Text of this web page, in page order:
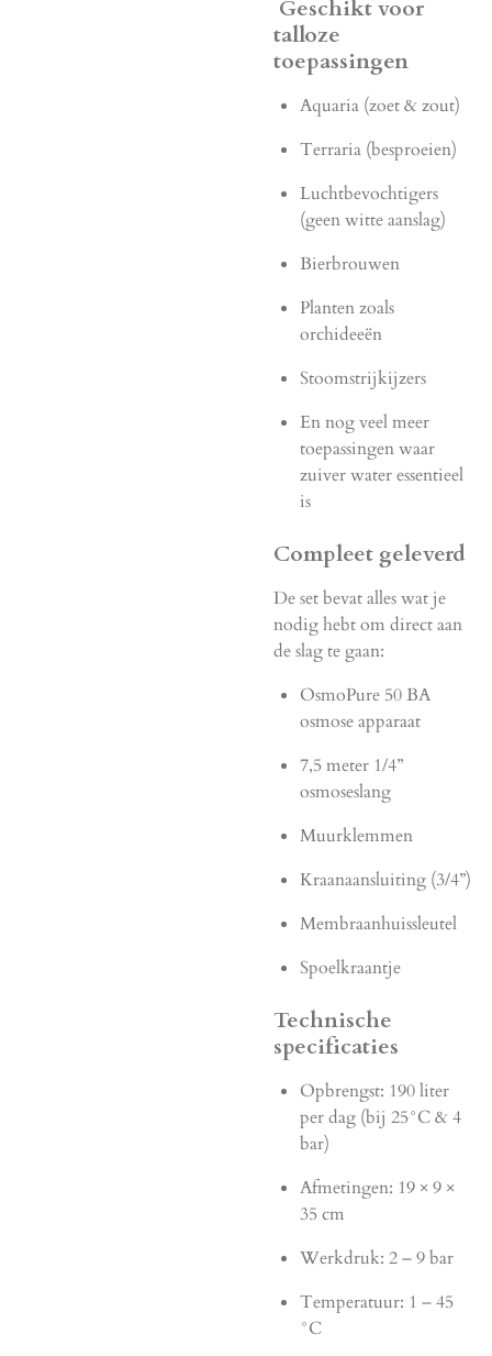
Geschikt voor
talloze
toepassingen
Aquaria (zoet & zout)
Terraria (besproeien)
Luchtbevochtigers
(geen witte aanslag)
Bierbrouwen
Planten zoals
orchideeën
Stoomstrijkijzers
En nog veel meer
toepassingen waar
zuiver water essentieel
is
Compleet geleverd
De set bevat alles wat je
nodig hebt om direct aan
de slag te gaan:
OsmoPure 50 BA
osmose apparaat
7,5 meter 1/4”
osmoseslang
Muurklemmen
Kraanaansluiting (3/4”)
Membraanhuissleutel
Spoelkraantje
Technische
specificaties
Opbrengst: 190 liter
per dag (bij 25°C & 4
bar)
Afmetingen: 19 × 9 ×
35 cm
Werkdruk: 2 – 9 bar
Temperatuur: 1 – 45
°C